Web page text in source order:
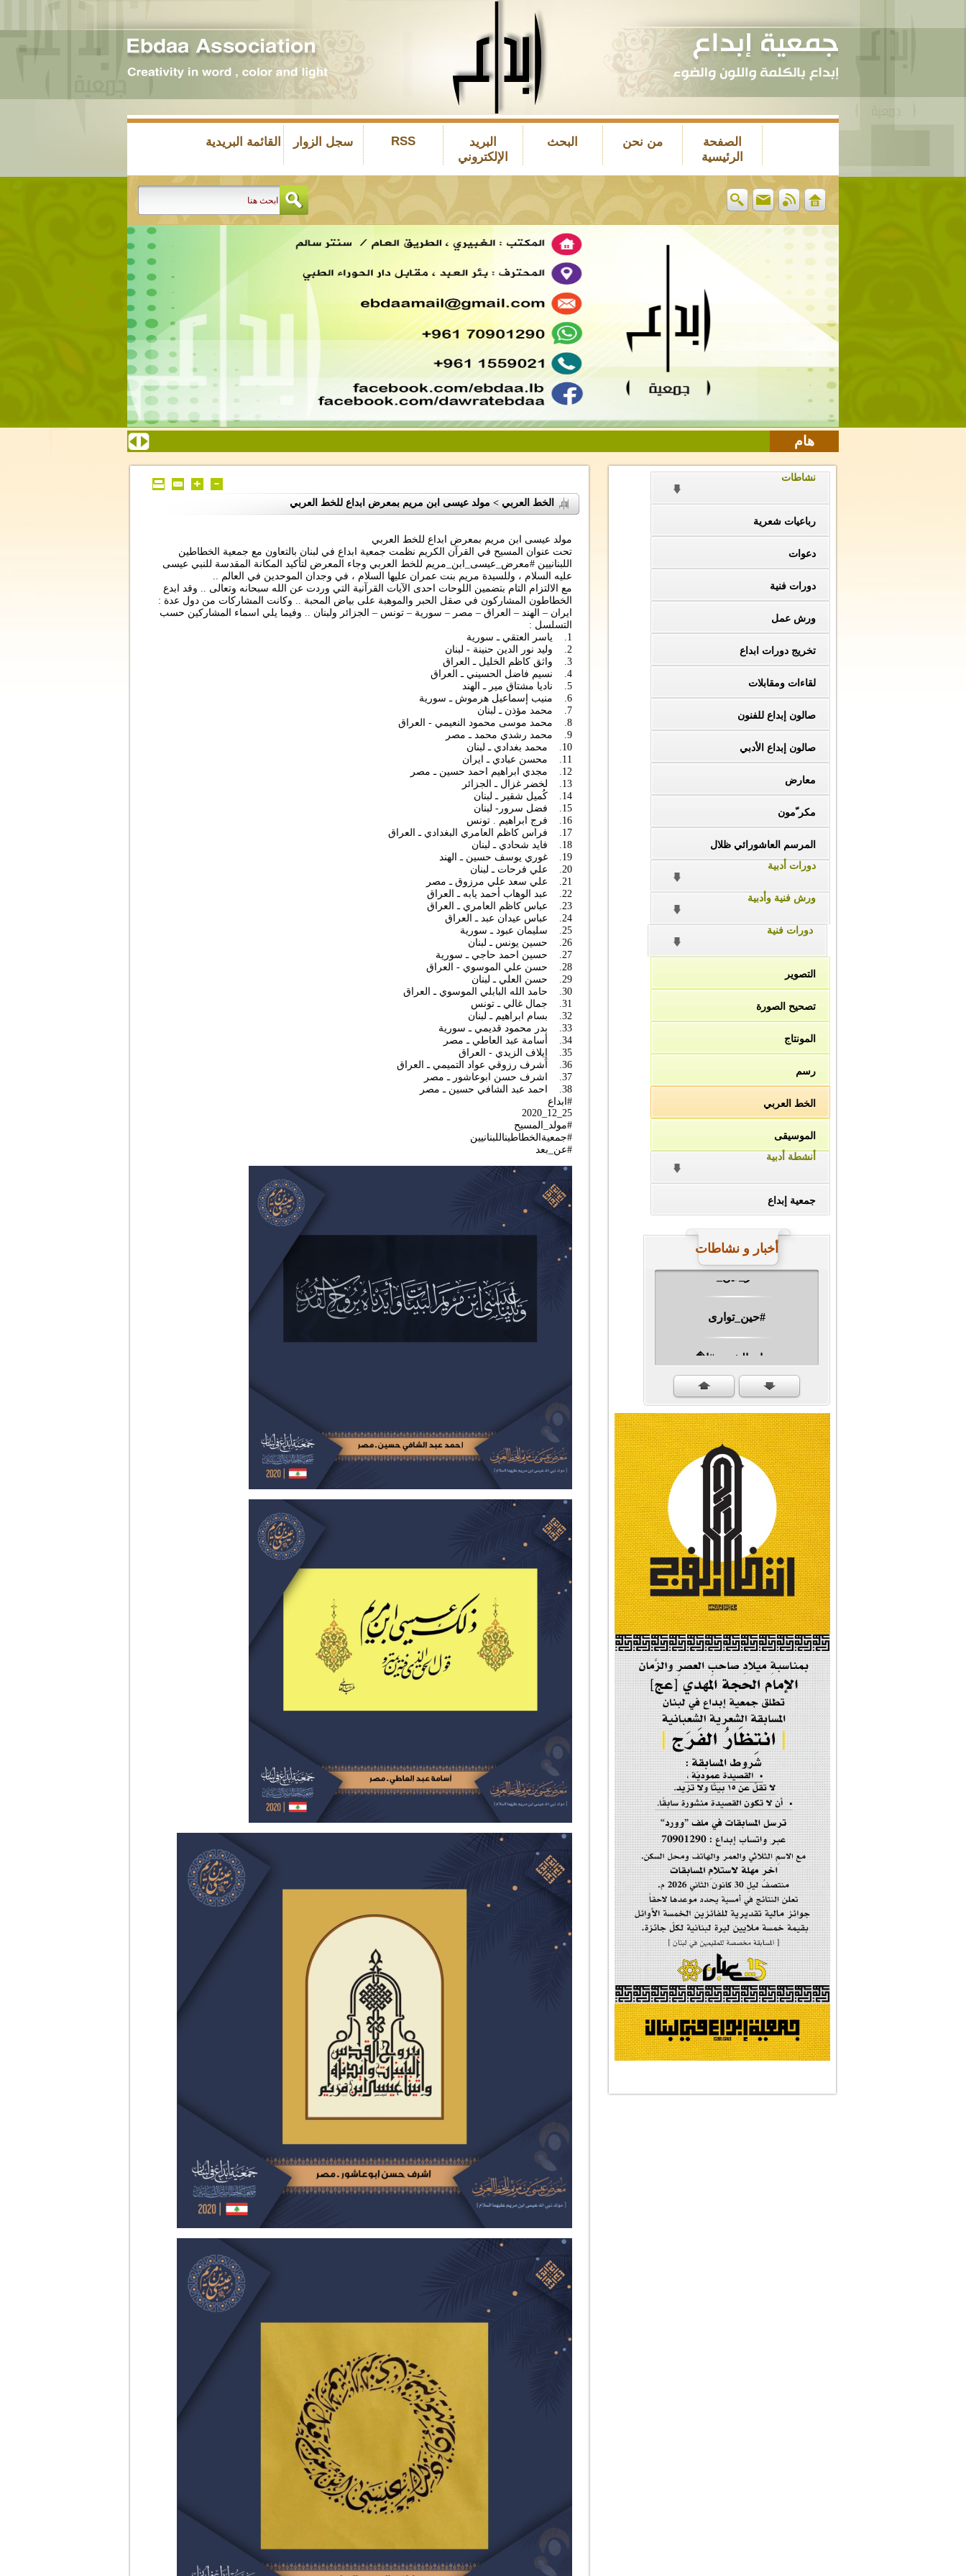
الصفحة
الرئيسية
من نحن البحث
البريد
الإلكتروني
RSS سجل الزوار القائمة البريدية
هام
نشاطات
رباعيات شعرية
دعوات
دورات فنية
ورش عمل
تخريج دورات ابداع
لقاءات ومقابلات
صالون إبداع للفنون
صالون إبداع الأدبي
معارض
مكر ّمون
المرسم العاشورائي ظلال
دورات أدبية
ورش فنية وأدبية
دورات فنية
التصوير
تصحيح الصورة
المونتاج
رسم
الخط العربي
الموسيقى
أنشطة أدبية
جمعية إبداع
أخبار و نشاطات
#ناصر_دين_الله
#حين_توارى
مهرجان الشهيد #ا�...
#سنكمل_الطريق
#تبريكات_انتصار_�...
#نداء_الأنبياء
#شجرة_النبوة
#وأنا_على_دين_محم...
#بأمانة_موسى_بن_ج...
#إيران_حرم_فاطمة ...
| #فخر_المخدرات |
#صحيفة_المؤمن
إحتفالية #رياحين...
إحتفالية تكريم ا...
#فاطمة_روحي
مولد السيدة #الز�...
#أم_الشهداء
#النجم_الثاقب
#الصديقة_الشهيدة
#على_اُهبة_الدم
الخط العربي > مولد عيسى ابن مريم بمعرض ابداع للخط العربي
مولد عيسى ابن مريم بمعرض ابداع للخط العربي
تحت عنوان المسيح في القرآن الكريم نظمت جمعية ابداع في لبنان بالتعاون مع جمعية الخطاطين
اللبنانيين #معرض_عيسى_ابن_مريم للخط العربي وجاء المعرض لتأكيد المكانة المقدسة للنبي عيسى
عليه السلام ، وللسيدة مريم بنت عمران عليها السلام ، في وجدان الموحدين في العالم ..
مع الالتزام التام بتضمين اللوحات احدى الآيات القرآنية التي وردت عن الله سبحانه وتعالى .. وقد ابدع
الخطاطون المشاركون في صقل الحبر والموهبة على بياض المحبة .. وكانت المشاركات من دول عدة :
ايران – الهند – العراق – مصر – سورية – تونس – الجزائر ولبنان .. وفيما يلي اسماء المشاركين حسب
التسلسل :
1. ياسر العتقي ـ سورية
2. وليد نور الدين حنينة - لبنان
3. واثق كاظم الخليل ـ العراق
4. نسيم فاضل الحسيني ـ العراق
5. ناديا مشتاق مير ـ الهند
6. منيب إسماعيل هرموش ـ سورية
7. محمد مؤذن ـ لبنان
8. محمد موسى محمود النعيمي - العراق
9. محمد رشدي محمد ـ مصر
10. محمد بغدادي ـ لبنان
11. محسن عبادي ـ ايران
12. مجدي ابراهيم احمد حسين ـ مصر
13. لخضر غزال ـ الجزائر
14. كُميل شقير ـ لبنان
15. فضل سرور- لبنان
16. فرج ابراهيم . تونس
17. فراس كاظم العامري البغدادي ـ العراق
18. فايد شحادي ـ لبنان
19. غوري يوسف حسين ـ الهند
20. علي فرحات ـ لبنان
21. علي سعد علي مرزوق ـ مصر
22. عبد الوهاب أحمد يابه ـ العراق
23. عباس كاظم العامري ـ العراق
24. عباس عيدان عبد ـ العراق
25. سليمان عبود ـ سورية
26. حسين يونس ـ لبنان
27. حسين احمد حاجي ـ سورية
28. حسن علي الموسوي - العراق
29. حسن العلي ـ لبنان
30. حامد الله البابلي الموسوي ـ العراق
31. جمال غالي ـ تونس
32. بسام ابراهيم ـ لبنان
33. بدر محمود قديمي ـ سورية
34. أسامة عبد العاطي ـ مصر
35. إِيلاف الزيدي - العراق
36. اشرف رزوقي عواد التميمي ـ العراق
37. اشرف حسن ابوعاشور ـ مصر
38. احمد عبد الشافي حسين ـ مصر
#ابداع
25_12_2020
#مولد_المسيح
#جمعيةالخطاطيناللبنانيين
#عن_بعد